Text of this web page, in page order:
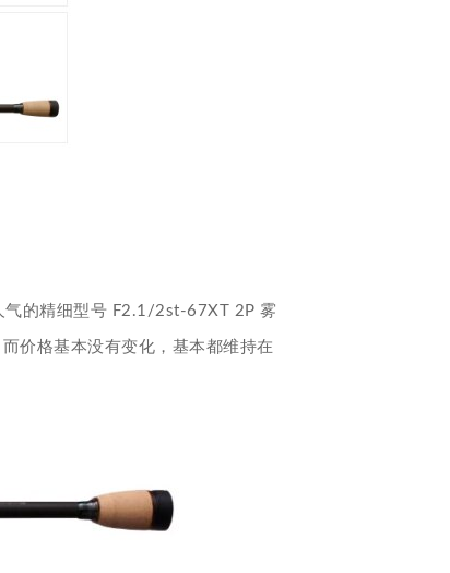
气的精细型号 F2.1/2st-67XT 2P 雾
价格基本没有变化，基本都维持在